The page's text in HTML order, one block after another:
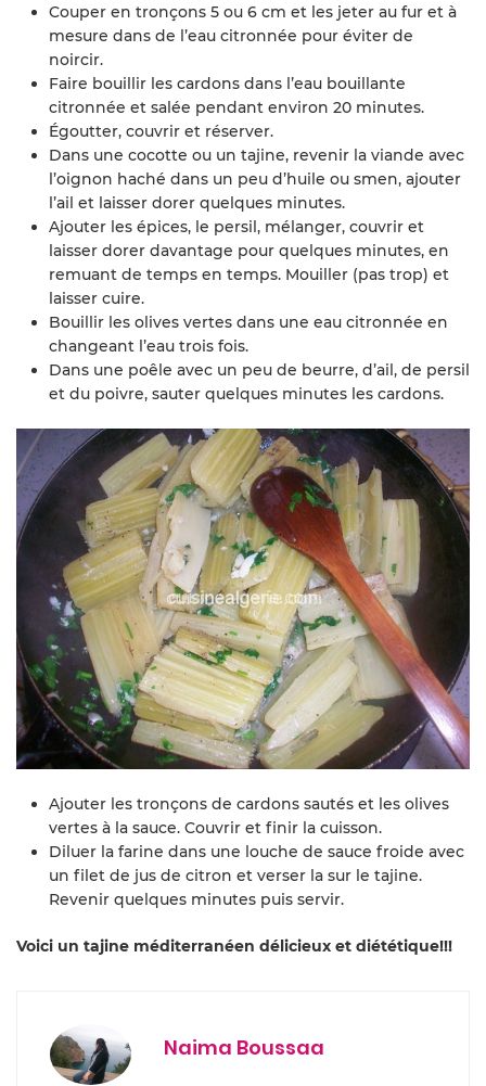
Couper en tronçons 5 ou 6 cm et les jeter au fur et à
mesure dans de l’eau citronnée pour éviter de
noircir.
Faire bouillir les cardons dans l’eau bouillante
citronnée et salée pendant environ 20 minutes.
Égoutter, couvrir et réserver.
Dans une cocotte ou un tajine, revenir la viande avec
l’oignon haché dans un peu d’huile ou smen, ajouter
l’ail et laisser dorer quelques minutes.
Ajouter les épices, le persil, mélanger, couvrir et
laisser dorer davantage pour quelques minutes, en
remuant de temps en temps. Mouiller (pas trop) et
laisser cuire.
Bouillir les olives vertes dans une eau citronnée en
changeant l’eau trois fois.
Dans une poêle avec un peu de beurre, d’ail, de persil
et du poivre, sauter quelques minutes les cardons.
Ajouter les tronçons de cardons sautés et les olives
vertes à la sauce. Couvrir et finir la cuisson.
Diluer la farine dans une louche de sauce froide avec
un filet de jus de citron et verser la sur le tajine.
Revenir quelques minutes puis servir.
Voici un tajine méditerranéen délicieux et diététique!!!
Naima Boussaa